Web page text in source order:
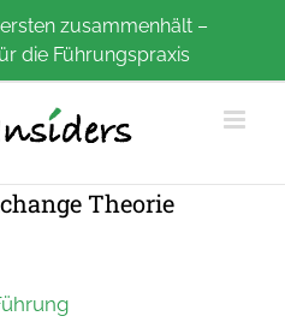
zusammenhält –
die Führungspraxis
Theorie